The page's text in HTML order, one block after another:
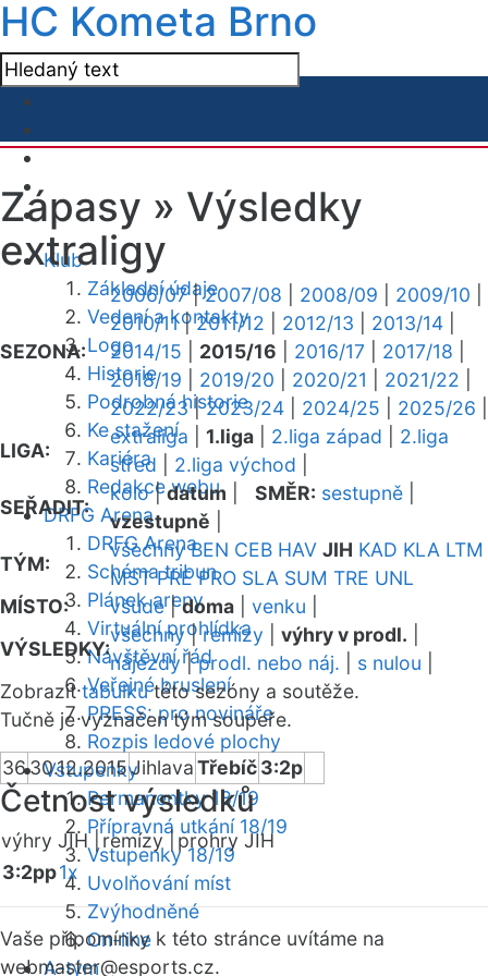
HC Kometa Brno
Klub
Základní údaje
Vedení a kontakty
Logo
Historie
Podrobná historie
Ke stažení
Kariéra
Redakce webu
DRFG Arena
DRFG Arena
Schéma tribun
Plánek areny
Virtuální prohlídka
Návštěvní řád
Veřejné bruslení
PRESS: pro novináře
Rozpis ledové plochy
Vstupenky
Permanentky 18/19
Přípravná utkání 18/19
Vstupenky 18/19
Uvolňování míst
Zvýhodněné
On-line
A-tým
Zápasy » Výsledky
extraligy
SEZONA:
2006/07|2007/08 2008/09 2009/10
2010/11|2011/12 2012/13 2013/14
2014/15
2015/16 2016/17 2017/18
2018/19
2019/20 2020/21 2021/22
2022/23|2023/24 2024/25 2025/26
LIGA:
extraliga 1.liga 2.liga západ
2.liga
střed
2.liga východ
SEŘADIT:
kolo|datum SMĚR: sestupně
vzestupně
TÝM:
všechny BEN CEB HAV JIH KAD KLA LTM
MST PRE PRO SLA SUM TRE UNL
MÍSTO:
všude|doma venku
VÝSLEDKY:
všechny|remízy výhry v prodl.
nájezdy|prodl. nebo náj. s nulou
Zobrazittabulkutéto sezóny a soutěže.
Tučně je vyznačen tým soupeře.
3630.12.2015JihlavaTřebíč3:2p
Četnost výsledků
výhry JIH | remízy | prohry JIH
3:2pp1x
Vaše připomínky k této stránce uvítáme na
webmaster@esports.cz.